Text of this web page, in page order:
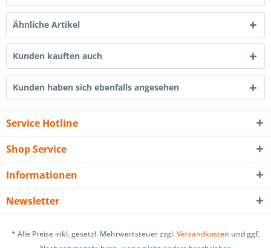
Ähnliche Artikel
Kunden kauften auch
Kunden haben sich ebenfalls angesehen
Service Hotline
Shop Service
Informationen
Newsletter
* Alle Preise inkl. gesetzl. Mehrwertsteuer zzgl.Versandkosten und ggf.